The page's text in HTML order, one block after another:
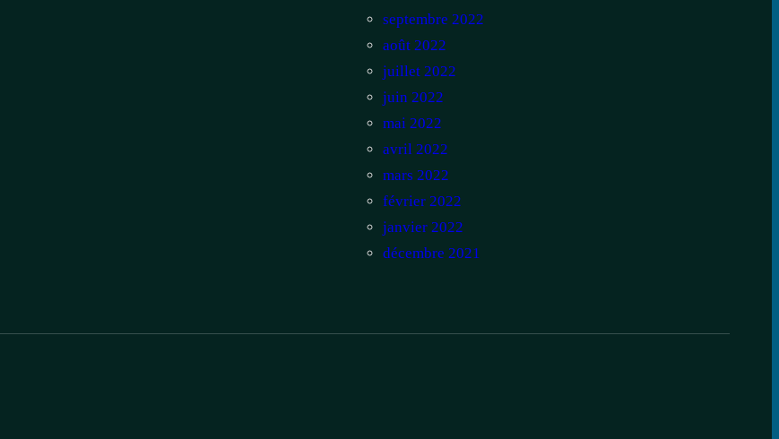
septembre 2022
août 2022
juillet 2022
juin 2022
mai 2022
avril 2022
mars 2022
février 2022
janvier 2022
décembre 2021